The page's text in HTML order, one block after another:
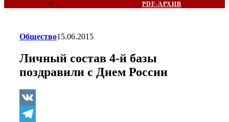
PDF-АРХИВ
Общество15.06.2015
Личный состав 4-й базы
поздравили с Днем России
VK